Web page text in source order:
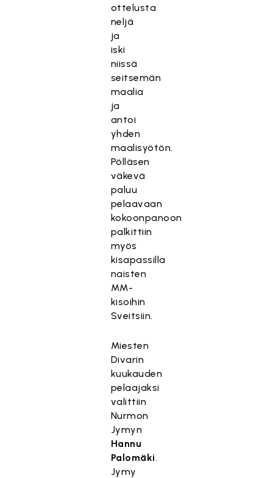
ottelusta
neljä
ja
iski
niissä
seitsemän
maalia
ja
antoi
yhden
maalisyötön.
Pölläsen
väkevä
paluu
pelaavaan
kokoonpanoon
palkittiin
myös
kisapassilla
naisten
MM-
kisoihin
Sveitsiin.
Miesten
Divarin
kuukauden
pelaajaksi
valittiin
Nurmon
Jymyn
Hannu
Palomäki.
Jymy